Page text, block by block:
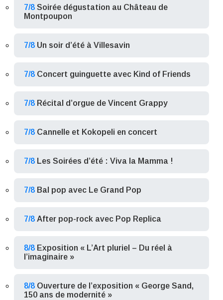
7/8 Soirée dégustation au Château de
Montpoupon
7/8 Un soir d’été à Villesavin
7/8 Concert guinguette avec Kind of Friends
7/8 Récital d’orgue de Vincent Grappy
7/8 Cannelle et Kokopeli en concert
7/8 Les Soirées d’été : Viva la Mamma !
7/8 Bal pop avec Le Grand Pop
7/8 After pop-rock avec Pop Replica
8/8 Exposition « L’Art pluriel – Du réel à
l’imaginaire »
8/8 Ouverture de l’exposition « George Sand,
150 ans de modernité »